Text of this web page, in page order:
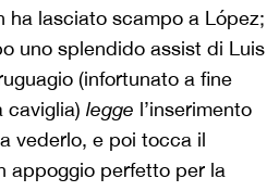
ha lasciato scampo a López;
uno splendido assist di Luis
(infortunato a fine
caviglia) legge l’inserimento
vederlo, e poi tocca il
appoggio perfetto per la